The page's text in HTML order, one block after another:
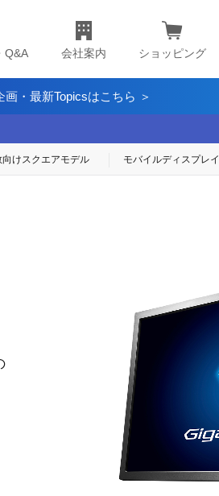
Q&A 会社案内 ショッピング
・最新Topicsはこちら ＞
けスクエアモデル モバイルディスプレイ